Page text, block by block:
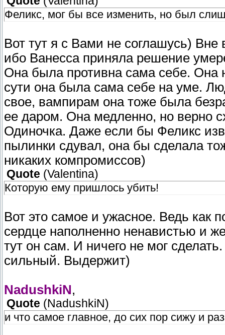
Феликс, мог бы все изменить, но был
Вот тут я с Вами не соглашусь)
ибо Ванесса приняла решение
Она была противна сама себе.
сути она была сама себе на уме.
свое, вампирам она тоже была
ее даром. Она медленно, но верно
Одиночка. Даже если бы Феликс
пылинки сдувал, она бы сделала
никаких компромиссов)
Quote (Valentina)
Которую ему пришлось убить!
Вот это самое и ужасное. Ведь как
сердце наполненно ненавистью и
тут он сам. И ничего не мог
сильный. Выдержит)
NadushkiN,
Quote (NadushkiN )
и что самое главное, до сих пор сижу и